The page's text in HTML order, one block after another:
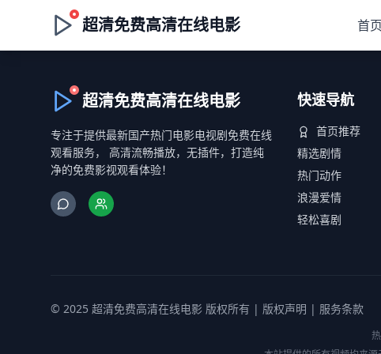
超清免费高清在线电影 首页
超清免费高清在线电影
专注于提供最新国产热门电影电视剧免费在线
观看服务， 高清流畅播放，无插件，打造纯
净的免费影视观看体验！
快速导航
首页推荐
精选剧情
热门动作
浪漫爱情
轻松喜剧
© 2025 超清免费高清在线电影 版权所有 | 版权声明 | 服务条款